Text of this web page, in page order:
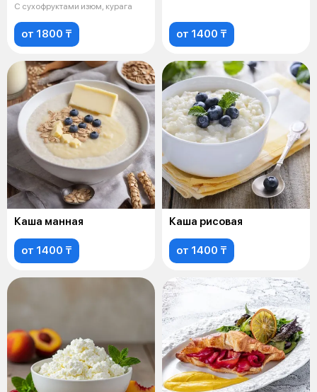
С сухофруктами изюм, курага
от 1800 ₸ от 1400 ₸
Каша манная
от 1400 ₸
Каша рисовая
от 1400 ₸